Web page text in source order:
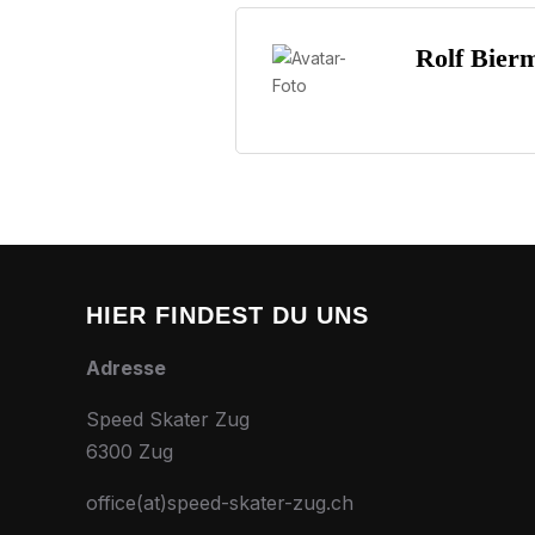
Rolf
HIER FINDEST DU UNS
Adresse
Speed Skater Zug
6300 Zug
office(at)speed-skater-zug.ch